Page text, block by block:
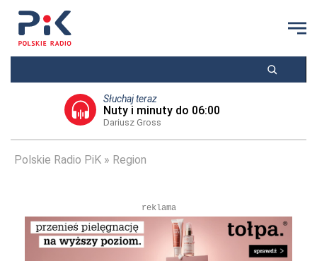
Słuchaj teraz
Nuty i minuty do 06:00
Dariusz Gross
Polskie Radio PiK Region
reklama